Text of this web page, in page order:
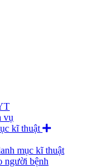
vụ
kĩ thuật
mục kĩ thuật
người bệnh